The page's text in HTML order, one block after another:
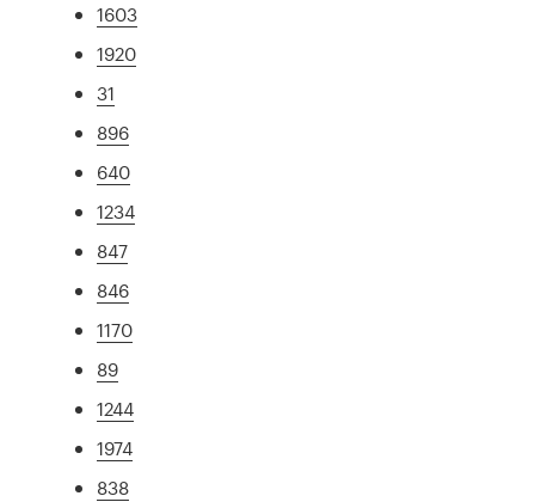
1603
1920
31
896
640
1234
847
846
1170
89
1244
1974
838